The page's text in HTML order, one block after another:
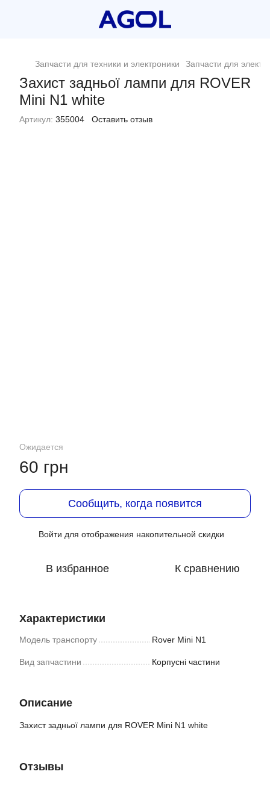
Запчасти для техники и электроники Запчасти для
Захист задньої лампи для ROVER
Mini N1 white
Артикул: 355004 Оставить отзыв
Ожидается
60 грн
Сообщить, когда появится
Войти для отображения накопительной скидки
В избранное К сравнению
Характеристики
Модель транспорту Rover Mini N1
Вид запчастини Корпусні частини
Описание
Захист задньої лампи для ROVER Mini N1 white
Отзывы